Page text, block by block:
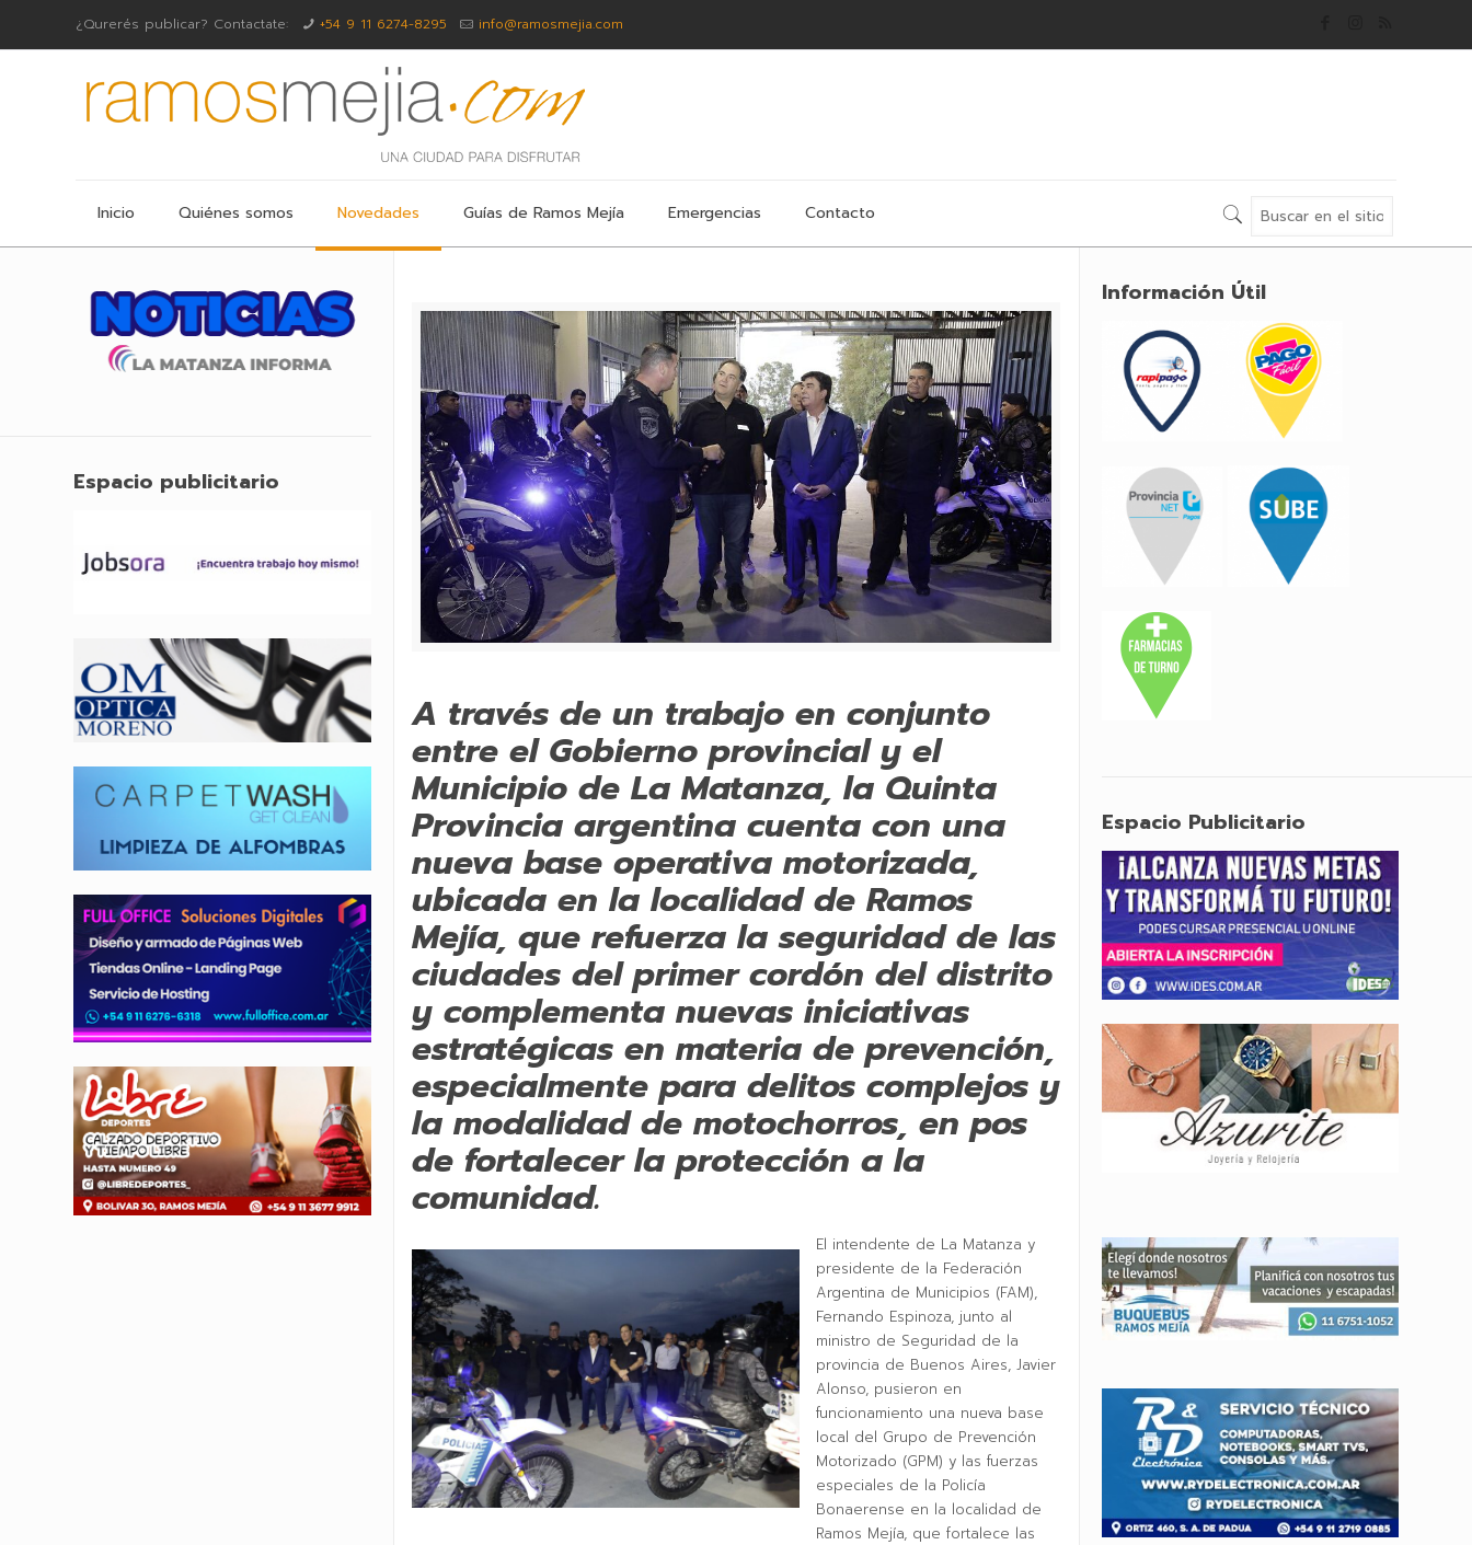
¿Qurerés publicar? Contactate: +54 9 11 6274-8295 info@ramosmejia.com
Inicio Quiénes somos Novedades Guías de Ramos Mejía Emergencias Contacto
A través de un trabajo en conjunto
entre el Gobierno provincial y el
Municipio de La Matanza, la Quinta
Provincia argentina cuenta con una
nueva base operativa motorizada,
ubicada en la localidad de Ramos
Mejía, que refuerza la seguridad de las
ciudades del primer cordón del distrito
y complementa nuevas iniciativas
estratégicas en materia de prevención,
especialmente para delitos complejos y
la modalidad de motochorros, en pos
de fortalecer la protección a la
comunidad.
El intendente de La Matanza y
presidente de la Federación
Argentina de Municipios (FAM),
Fernando Espinoza, junto al
ministro de Seguridad de la
provincia de Buenos Aires, Javier
Alonso, pusieron en
funcionamiento una nueva base
local del Grupo de Prevención
Motorizado (GPM) y las fuerzas
especiales de la Policía
Bonaerense en la localidad de
Ramos Mejía, que fortalece las
Espacio publicitario
Información Útil
Espacio Publicitario